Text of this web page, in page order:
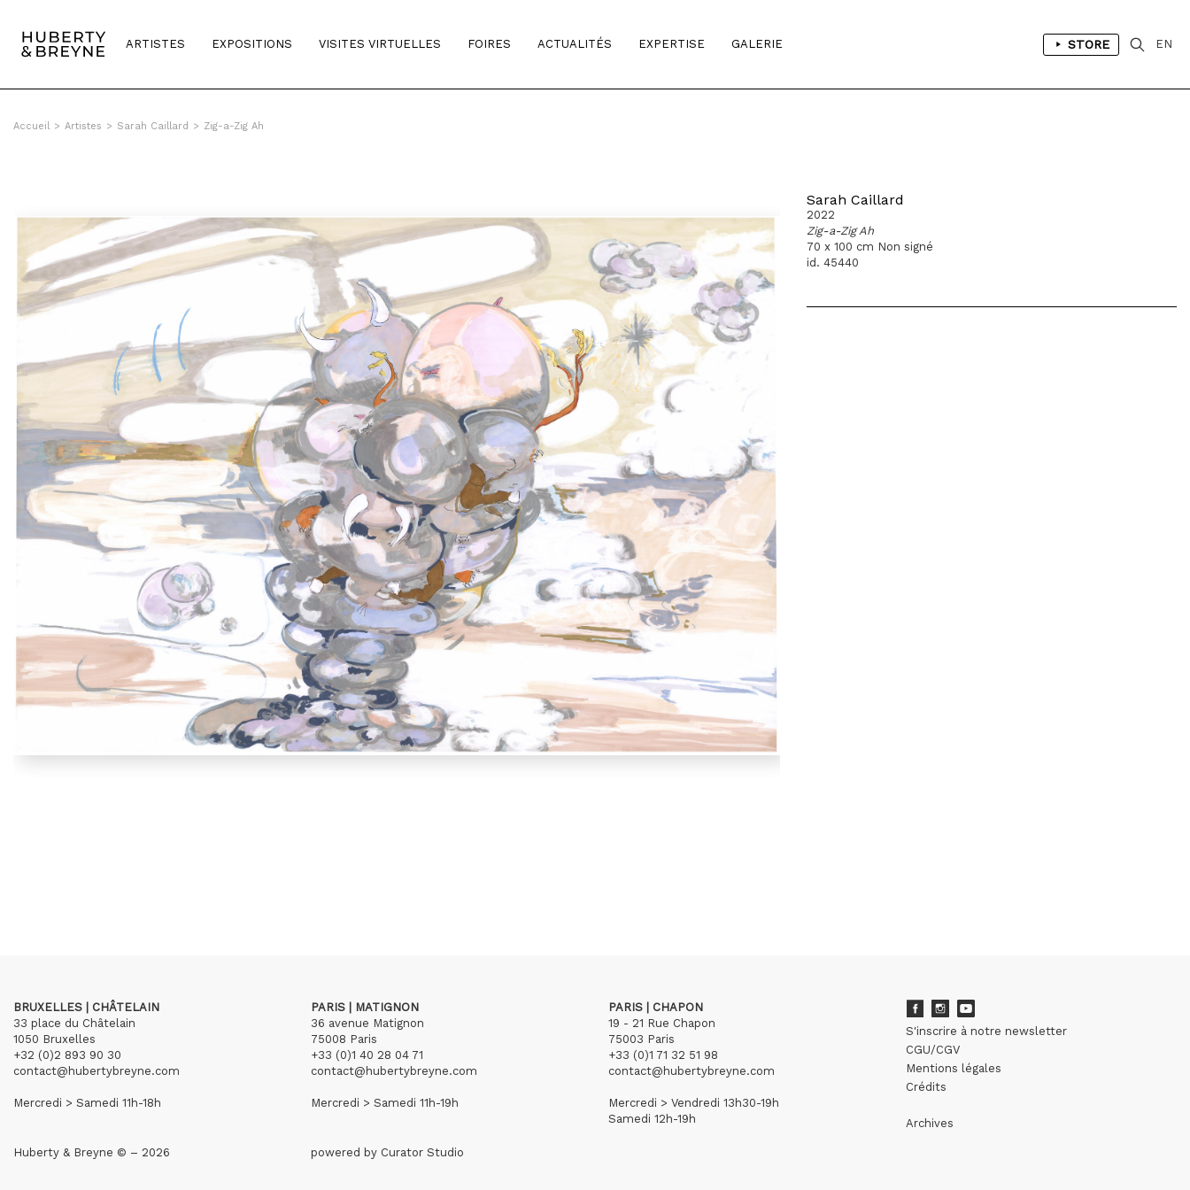
ARTISTES EXPOSITIONS VISITES VIRTUELLES FOIRES ACTUALITÉS EXPERTISE GALERIE STORE EN
Accueil > Artistes > Sarah Caillard > Zig-a-Zig Ah
Sarah Caillard
2022
Zig-a-Zig Ah
70 x 100 cm Non signé
id. 45440
BRUXELLES | CHÂTELAIN
33 place du Châtelain
1050 Bruxelles
+32 (0)2 893 90 30
contact@hubertybreyne.com
Mercredi > Samedi 11h-18h
PARIS | MATIGNON
36 avenue Matignon
75008 Paris
+33 (0)1 40 28 04 71
contact@hubertybreyne.com
Mercredi > Samedi 11h-19h
PARIS | CHAPON
19 - 21 Rue Chapon
75003 Paris
+33 (0)1 71 32 51 98
contact@hubertybreyne.com
Mercredi > Vendredi 13h30-19h
Samedi 12h-19h
S'inscrire à notre newsletter
CGU/CGV
Mentions légales
Crédits
Archives
Huberty & Breyne © – 2026 powered by Curator Studio